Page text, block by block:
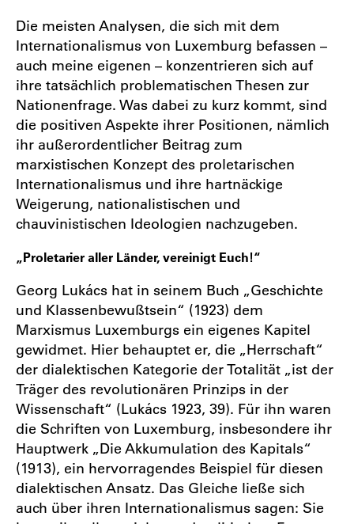
Die meisten Analysen, die sich mit dem
Internationalismus von Luxemburg befassen –
auch meine eigenen – konzentrieren sich auf
ihre tatsächlich problematischen Thesen zur
Nationenfrage. Was dabei zu kurz kommt, sind
die positiven Aspekte ihrer Positionen, nämlich
ihr außerordentlicher Beitrag zum
marxistischen Konzept des proletarischen
Internationalismus und ihre hartnäckige
Weigerung, nationalistischen und
chauvinistischen Ideologien nachzugeben.
„Proletarier aller Länder, vereinigt Euch!“
Georg Lukács hat in seinem Buch „Geschichte
und Klassenbewußtsein“ (1923) dem
Marxismus Luxemburgs ein eigenes Kapitel
gewidmet. Hier behauptet er, die „Herrschaft“
der dialektischen Kategorie der Totalität „ist der
Träger des revolutionären Prinzips in der
Wissenschaft“ (Lukács 1923, 39). Für ihn waren
die Schriften von Luxemburg, insbesondere ihr
Hauptwerk „Die Akkumulation des Kapitals“
(1913), ein hervorragendes Beispiel für diesen
dialektischen Ansatz. Das Gleiche ließe sich
auch über ihren Internationalismus sagen: Sie